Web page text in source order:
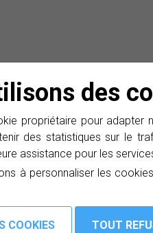
des
propriétaire pour
des statistiques sur le
assistance pour les
à personnaliser les